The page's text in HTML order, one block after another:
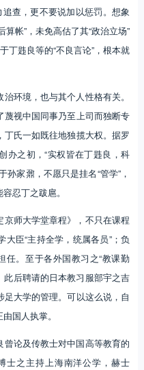
查，更不要说加以惩罚。想象
帐”，未免高估了其“政治立场”
丁韪良等的“不良言论”，根本就
境，也与其个人性格有关。
视中国同事乃至上司而独断专
氏一如既往地独揽大权。据罗
办之初，“实权皆在丁韪良，科
家鼐，不愿只是挂名“管学”，
忍丁之跋扈。
师大学堂章程》，不只在课程
臣“主持全学，统属各员”；负
任。至于各外国教习之“教课勤
此后聘请的日本教习服部宇之吉
大学的管理。可以这么说，自
国人执掌。
论及传教士对中国高等教育的
士之主持上海南洋公学，赫士